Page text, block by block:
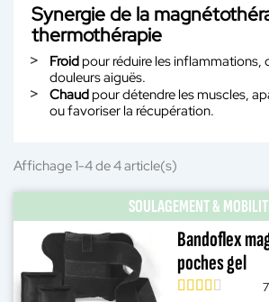
Synergie de la
thermothérapie
Froid pour réduire les inflammations,
douleurs aiguës.
Chaud pour détendre les muscles,
ou favoriser la récupération.
Affichage 1-4 de 4 article(s)
SOULAGEMENT &
Bandoflex
poches gel